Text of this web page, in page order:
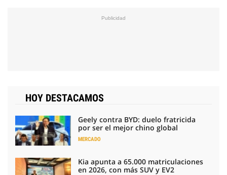
HOY DESTACAMOS
Geely contra BYD: duelo fratricida
por ser el mejor chino global
MERCADO
Kia apunta a 65.000 matriculaciones
en 2026, con más SUV y EV2